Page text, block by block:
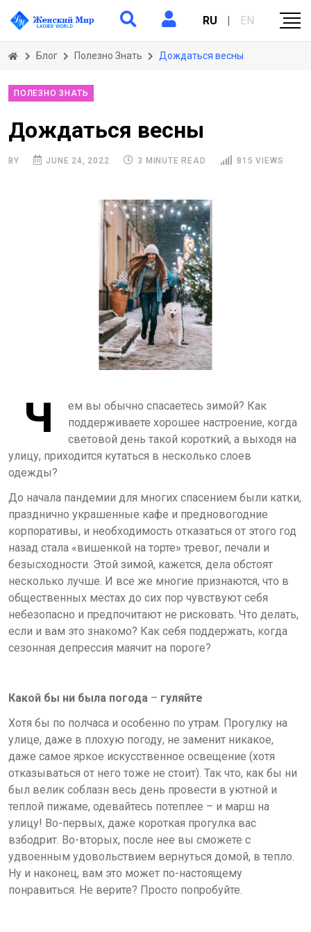
RU | EN
Блог Полезно Знать Дождаться весны
ПОЛЕЗНО ЗНАТЬ
Дождаться весны
BY JUNE 24, 2022 3 MINUTE READ 815 VIEWS
Ч
ем вы обычно спасаетесь зимой? Как
поддерживаете хорошее настроение, когда
световой день такой короткий, а выходя на
улицу, приходится кутаться в несколько слоев
одежды?
До начала пандемии для многих спасением были катки,
празднично украшенные кафе и предновогодние
корпоративы, и необходимость отказаться от этого год
назад стала «вишенкой на торте» тревог, печали и
безысходности. Этой зимой, кажется, дела обстоят
несколько лучше. И все же многие признаются, что в
общественных местах до сих пор чувствуют себя
небезопасно и предпочитают не рисковать. Что делать,
если и вам это знакомо? Как себя поддержать, когда
сезонная депрессия маячит на пороге?
Какой бы ни была погода – гуляйте
Хотя бы по полчаса и особенно по утрам. Прогулку на
улице, даже в плохую погоду, не заменит никакое,
даже самое яркое искусственное освещение (хотя
отказываться от него тоже не стоит). Так что, как бы ни
был велик соблазн весь день провести в уютной и
теплой пижаме, одевайтесь потеплее – и марш на
улицу! Во-первых, даже короткая прогулка вас
взбодрит. Во-вторых, после нее вы сможете с
удвоенным удовольствием вернуться домой, в тепло.
Ну и наконец, вам это может по-настоящему
понравиться. Не верите? Просто попробуйте.